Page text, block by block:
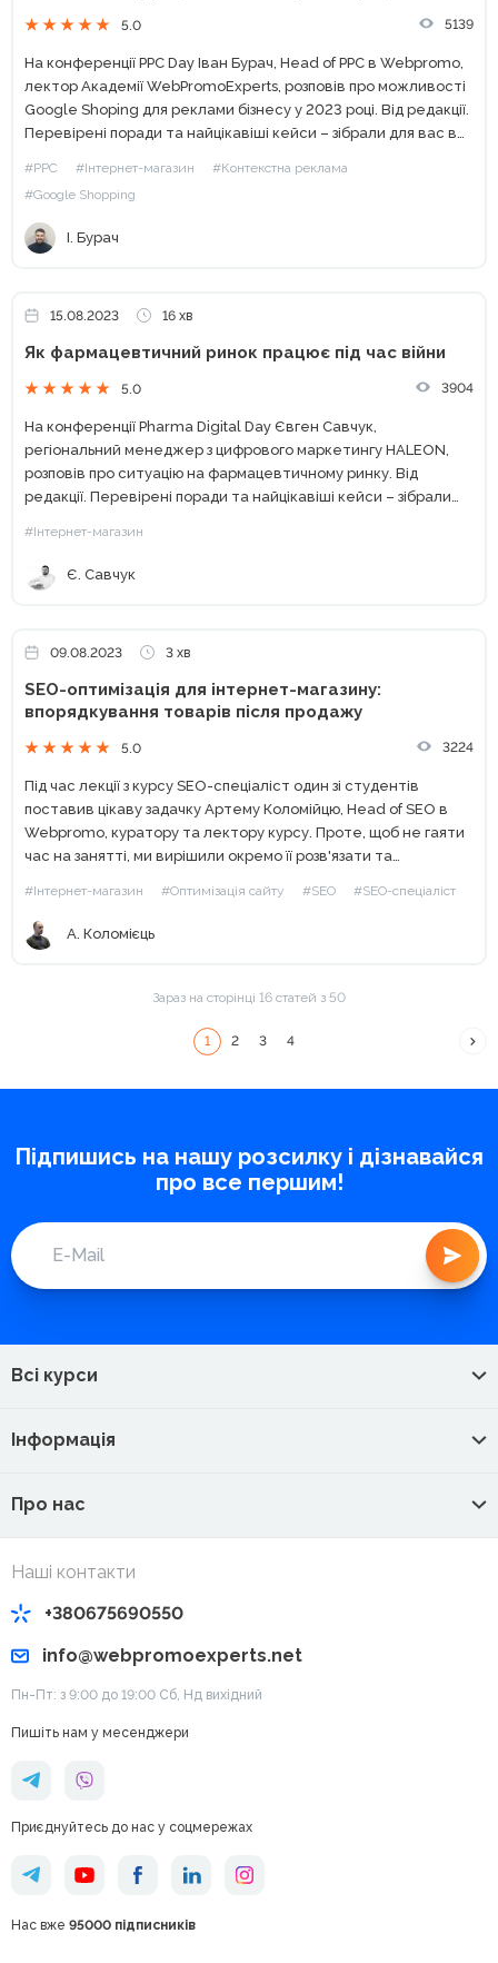
5.0 5139
На конференції PPC Day Іван Бурач, Head of PPC в Webpromo,
лектор Академії WebPromoExperts, розповів про можливості
Google Shoping для реклами бізнесу у 2023 році. Від редакції.
Перевірені поради та найцікавіші кейси – зібрали для вас в
#PPC #Інтернет-магазин
#Контекстна реклама
#Google Shopping
І. Бурач
15.08.2023 16 хв
Як фармацевтичний ринок працює під час війни
5.0 3904
На конференції Pharma Digital Day Євген Савчук,
регіональний менеджер з цифрового маркетингу HALEON,
розповів про ситуацію на фармацевтичному ринку. Від
редакції. Перевірені поради та найцікавіші кейси – зібрали
та отримуйте щотижня...
#Інтернет-магазин
Є. Савчук
09.08.2023 3 хв
SEO-оптимізація для інтернет-магазину:
впорядкування товарів після продажу
5.0 3224
Під час лекції з курсу SEO-спеціаліст один зі студентів
поставив цікаву задачку Артему Коломійцю, Head of SEO в
Webpromo, куратору та лектору курсу. Проте, щоб не гаяти
час на занятті, ми вирішили окремо її розв'язати та
#Інтернет-магазин #Оптимізація сайту #SEO #SEO-спеціаліст
А. Коломієць
Зараз на сторінці 16 статей з 50
1 2 3 4
Підпишись на нашу розсилку і дізнавайся
про все першим!
Всі курси
Інформація
Про нас
Наші контакти
+380675690550
info@webpromoexperts.net
Пн-Пт: з 9:00 до 19:00 Cб, Нд вихідний
Пишіть нам у месенджери
Приєднуйтесь до нас у соцмережах
Нас вже 95000 підписників